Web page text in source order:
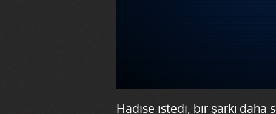
Hadise istedi, bir şarkı daha